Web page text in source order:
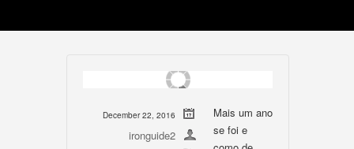
December 22, 2016
ironguide2
Mais um ano
se foi e